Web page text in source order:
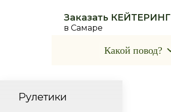
Заказать КЕЙТЕРИНГ
в Самаре
Какой повод?
Рулетики